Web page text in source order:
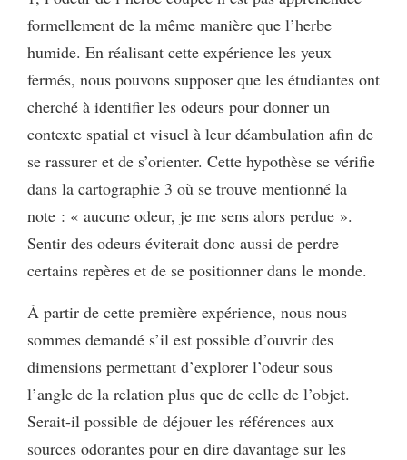
formellement de la même manière que l’herbe
humide. En réalisant cette expérience les yeux
fermés, nous pouvons supposer que les étudiantes ont
cherché à identifier les odeurs pour donner un
contexte spatial et visuel à leur déambulation afin de
se rassurer et de s’orienter. Cette hypothèse se vérifie
dans la cartographie 3 où se trouve mentionné la
note : « aucune odeur, je me sens alors perdue ».
Sentir des odeurs éviterait donc aussi de perdre
certains repères et de se positionner dans le monde.
À partir de cette première expérience, nous nous
sommes demandé s’il est possible d’ouvrir des
dimensions permettant d’explorer l’odeur sous
l’angle de la relation plus que de celle de l’objet.
Serait-il possible de déjouer les références aux
sources odorantes pour en dire davantage sur les